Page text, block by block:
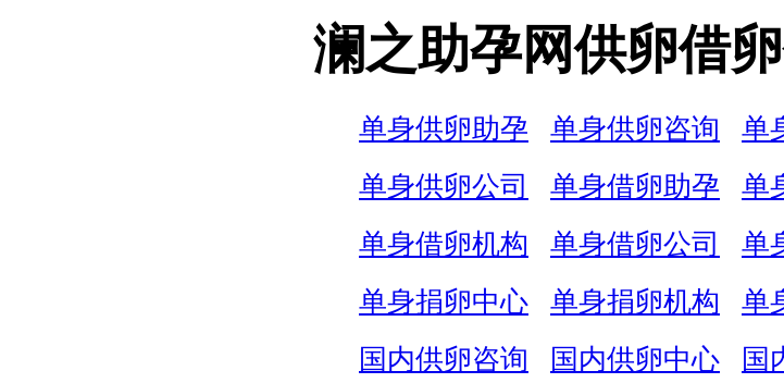
澜之助孕网供卵借
单身供卵助孕 单身供卵咨询 单
单身供卵公司
单身借卵助孕 单
单身借卵机构
单身借卵公司 单
单身捐卵中心
单身捐卵机构 单
国内供卵咨询
国内供卵中心 国